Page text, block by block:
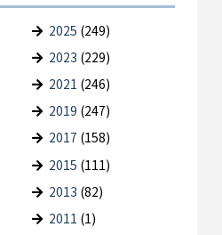
2025 (249)
2023 (229)
2021 (246)
2019 (247)
2017 (158)
2015 (111)
2013 (82)
2011 (1)